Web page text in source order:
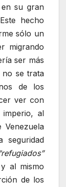
su gran
hecho
sólo un
migrando
ser más
no se trata
de los
ver con
al
seguridad
al mismo
de los